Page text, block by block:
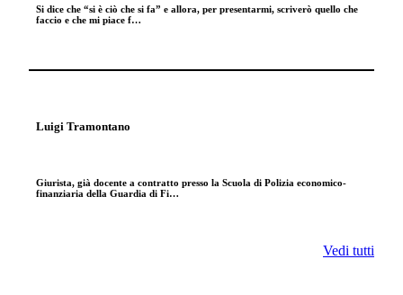
Si dice che “si è ciò che si fa” e allora, per presentarmi, scriverò quello che
faccio e che mi piace f…
Luigi Tramontano
Giurista, già docente a contratto presso la Scuola di Polizia economico-
finanziaria della Guardia di Fi…
Vedi tutti